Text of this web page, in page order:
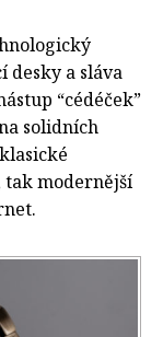
desky a sláva
“cédéček”
solidních
tak modernější